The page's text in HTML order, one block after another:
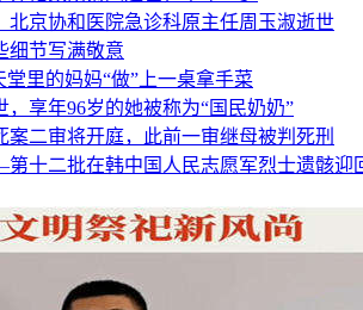
北京协和医院急诊科原主任周玉淑逝世
细节写满敬意
堂里的妈妈“做”上一桌拿手菜
享年96岁的她被称为“国民奶奶”
案二审将开庭，此前一审继母被判死刑
十二批在韩中国人民志愿军烈士遗骸迎